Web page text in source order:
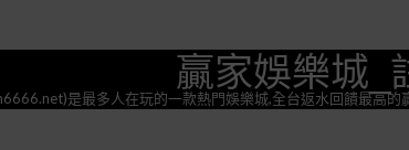
贏家娛樂城_
是最多人在玩的一款熱門娛樂城,全台返水回饋最高